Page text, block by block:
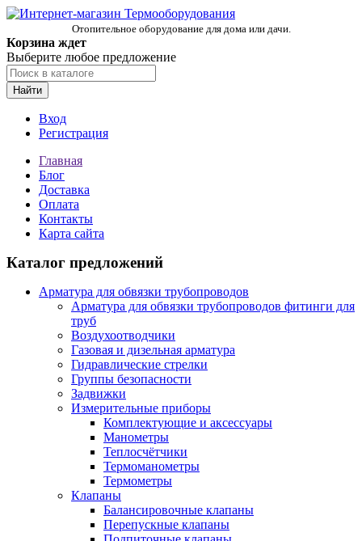
Отопительное оборудование для дома или дачи.
Корзина ждет
Выберите любое предложение
Найти
Вход
Регистрация
Главная
Блог
Доставка
Оплата
Контакты
Карта сайта
Каталог предложений
Арматура для обвязки трубопроводов
Арматура для обвязки трубопроводов фитинги для
труб
Воздухоотводчики
Газовая и дизельная арматура
Гидравлические стрелки
Группы безопасности
Задвижки
Измерительные приборы
Комплектующие и аксессуары
Манометры
Теплосчётчики
Термоманометры
Термометры
Клапаны
Балансировочные клапаны
Перепускные клапаны